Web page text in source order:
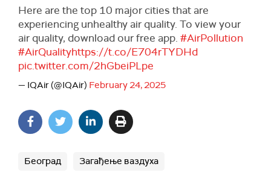
Here are the top 10 major cities that are
experiencing unhealthy air quality. To view your
air quality, download our free app. #AirPollution
#AirQualityhttps://t.co/E704rTYDHd
pic.twitter.com/2hGbeiPLpe
— IQAir (@IQAir) February 24, 2025
Београд Загађење ваздуха